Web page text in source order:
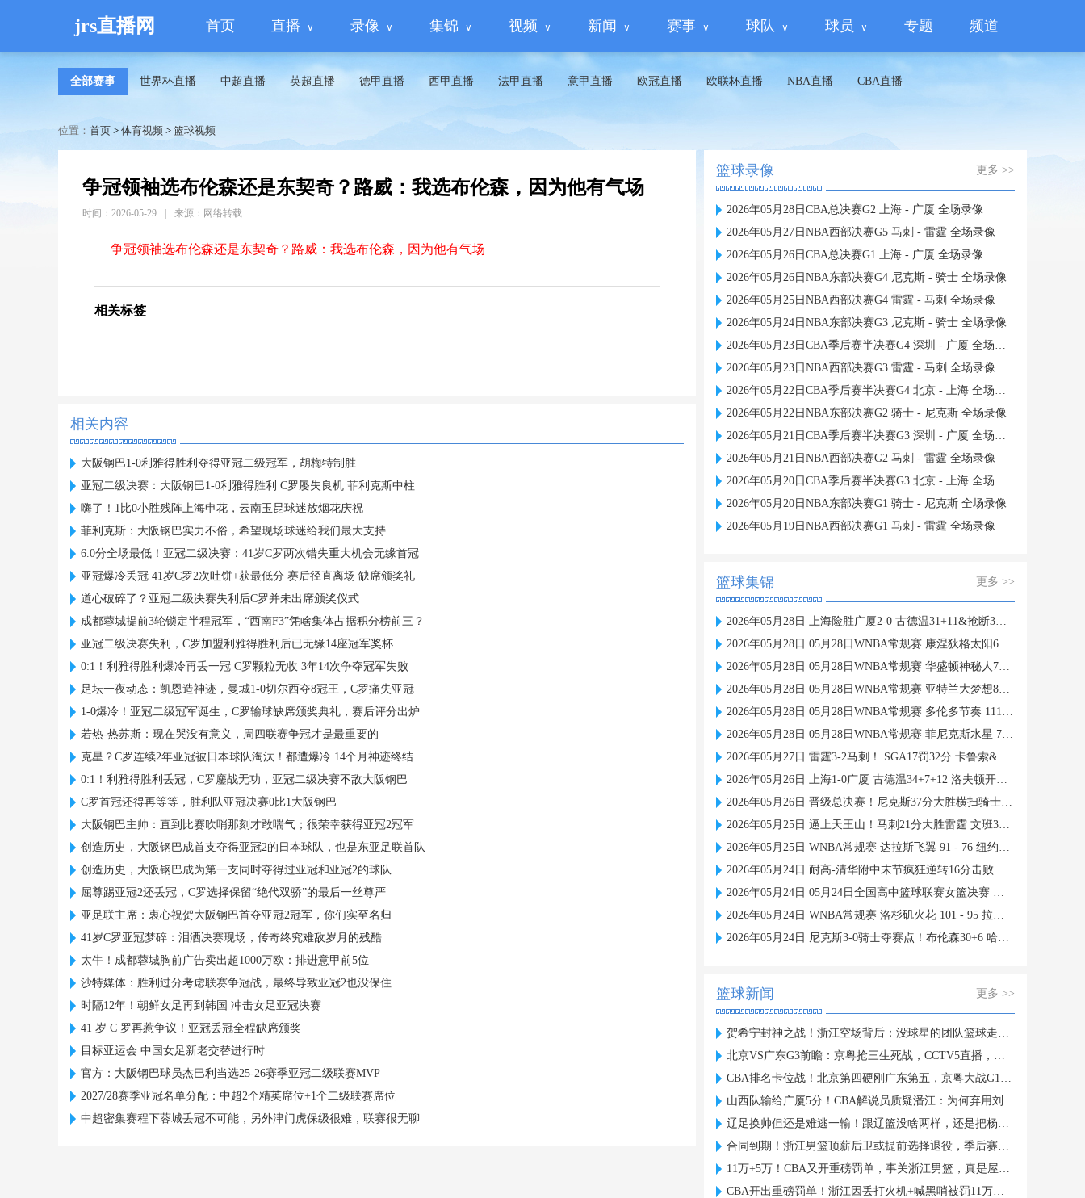
jrs直播网 首页 直播 录像 集锦 视频 新闻 赛事 球队 球员 专题 频道
全部赛事 世界杯直播 中超直播 英超直播 德甲直播 西甲直播 法甲直播 意甲直播 欧冠直播 欧联杯直播 NBA直播 CBA直播
位置： 首页 > 体育视频 > 篮球视频
争冠领袖选布伦森还是东契奇？路威：我选布伦森，因为他有气场
时间：2026-05-29 来源：网络转载
争冠领袖选布伦森还是东契奇？路威：我选布伦森，因为他有气场
相关标签
相关内容
大阪钢巴1-0利雅得胜利夺得亚冠二级冠军，胡梅特制胜
亚冠二级决赛：大阪钢巴1-0利雅得胜利 C罗屡失良机 菲利克斯中柱
嗨了！1比0小胜残阵上海申花，云南玉昆球迷放烟花庆祝
菲利克斯：大阪钢巴实力不俗，希望现场球迷给我们最大支持
6.0分全场最低！亚冠二级决赛：41岁C罗两次错失重大机会无缘首冠
亚冠爆冷丢冠 41岁C罗2次吐饼+获最低分 赛后径直离场 缺席颁奖礼
道心破碎了？亚冠二级决赛失利后C罗并未出席颁奖仪式
成都蓉城提前3轮锁定半程冠军，“西南F3”凭啥集体占据积分榜前三？
亚冠二级决赛失利，C罗加盟利雅得胜利后已无缘14座冠军奖杯
0:1！利雅得胜利爆冷再丢一冠 C罗颗粒无收 3年14次争夺冠军失败
足坛一夜动态：凯恩造神迹，曼城1-0切尔西夺8冠王，C罗痛失亚冠
1-0爆冷！亚冠二级冠军诞生，C罗输球缺席颁奖典礼，赛后评分出炉
若热-热苏斯：现在哭没有意义，周四联赛争冠才是最重要的
克星？C罗连续2年亚冠被日本球队淘汰！都遭爆冷 14个月神迹终结
0:1！利雅得胜利丢冠，C罗鏖战无功，亚冠二级决赛不敌大阪钢巴
C罗首冠还得再等等，胜利队亚冠决赛0比1大阪钢巴
大阪钢巴主帅：直到比赛吹哨那刻才敢喘气；很荣幸获得亚冠2冠军
创造历史，大阪钢巴成首支夺得亚冠2的日本球队，也是东亚足联首队
创造历史，大阪钢巴成为第一支同时夺得过亚冠和亚冠2的球队
屈尊踢亚冠2还丢冠，C罗选择保留“绝代双骄”的最后一丝尊严
亚足联主席：衷心祝贺大阪钢巴首夺亚冠2冠军，你们实至名归
41岁C罗亚冠梦碎：泪洒决赛现场，传奇终究难敌岁月的残酷
太牛！成都蓉城胸前广告卖出超1000万欧：排进意甲前5位
沙特媒体：胜利过分考虑联赛争冠战，最终导致亚冠2也没保住
时隔12年！朝鲜女足再到韩国 冲击女足亚冠决赛
41 岁 C 罗再惹争议！亚冠丢冠全程缺席颁奖
目标亚运会 中国女足新老交替进行时
官方：大阪钢巴球员杰巴利当选25-26赛季亚冠二级联赛MVP
2027/28赛季亚冠名单分配：中超2个精英席位+1个二级联赛席位
中超密集赛程下蓉城丢冠不可能，另外津门虎保级很难，联赛很无聊
篮球录像 更多 >>
2026年05月28日CBA总决赛G2 上海 - 广厦 全场录像
2026年05月27日NBA西部决赛G5 马刺 - 雷霆 全场录像
2026年05月26日CBA总决赛G1 上海 - 广厦 全场录像
2026年05月26日NBA东部决赛G4 尼克斯 - 骑士 全场录像
2026年05月25日NBA西部决赛G4 雷霆 - 马刺 全场录像
2026年05月24日NBA东部决赛G3 尼克斯 - 骑士 全场录像
2026年05月23日CBA季后赛半决赛G4 深圳 - 广厦 全场录像
2026年05月23日NBA西部决赛G3 雷霆 - 马刺 全场录像
2026年05月22日CBA季后赛半决赛G4 北京 - 上海 全场录像
2026年05月22日NBA东部决赛G2 骑士 - 尼克斯 全场录像
2026年05月21日CBA季后赛半决赛G3 深圳 - 广厦 全场录像
2026年05月21日NBA西部决赛G2 马刺 - 雷霆 全场录像
2026年05月20日CBA季后赛半决赛G3 北京 - 上海 全场录像
2026年05月20日NBA东部决赛G1 骑士 - 尼克斯 全场录像
2026年05月19日NBA西部决赛G1 马刺 - 雷霆 全场录像
篮球集锦 更多 >>
2026年05月28日 上海险胜广厦2-0 古德温31+11&抢断3分压哨绝杀 布朗空砍50分
2026年05月28日 05月28日WNBA常规赛 康涅狄格太阳61-71波特兰火焰 全场集锦
2026年05月28日 05月28日WNBA常规赛 华盛顿神秘人78-64西雅图风暴 全场集锦
2026年05月28日 05月28日WNBA常规赛 亚特兰大梦想81-96明尼苏达山猫 全场集锦
2026年05月28日 05月28日WNBA常规赛 多伦多节奏 111 - 104 芝加哥天空 集锦
2026年05月28日 05月28日WNBA常规赛 菲尼克斯水星 74 - 84 纽约自由人 集锦
2026年05月27日 雷霆3-2马刺！ SGA17罚32分 卡鲁索&魔仙合砍42分 文班15中4
2026年05月26日 上海1-0广厦 古德温34+7+12 洛夫顿开场伤退 孙铭徽0分&5失误
2026年05月26日 晋级总决赛！尼克斯37分大胜横扫骑士 唐斯19分 哈登2球5失误
2026年05月25日 逼上天王山！马刺21分大胜雷霆 文班33+8+5 亚历山大19+7
2026年05月25日 WNBA常规赛 达拉斯飞翼 91 - 76 纽约自由人 集锦
2026年05月24日 耐高-清华附中末节疯狂逆转16分击败回浦中学夺得校史第15冠
2026年05月24日 05月24日全国高中篮球联赛女篮决赛 济源一中 56 - 76 东北师大附中 全场集锦
2026年05月24日 WNBA常规赛 洛杉矶火花 101 - 95 拉斯维加斯王牌 全场集锦
2026年05月24日 尼克斯3-0骑士夺赛点！布伦森30+6 哈登&米切尔合计11失误
篮球新闻 更多 >>
贺希宁封神之战！浙江空场背后：没球星的团队篮球走不动？
北京VS广东G3前瞻：京粤抢三生死战，CCTV5直播，胜者PK上海
CBA排名卡位战！北京第四硬刚广东第五，京粤大战G1定生死
山西队输给广厦5分！CBA解说员质疑潘江：为何弃用刘传兴？
辽足换帅但还是难逃一输！跟辽篮没啥两样，还是把杨鸣请回来吧？
合同到期！浙江男篮顶薪后卫或提前选择退役，季后赛场均仅2分3板
11万+5万！CBA又开重磅罚单，事关浙江男篮，真是屋漏偏逢连夜雨
CBA开出重磅罚单！浙江因丢打火机+喊黑哨被罚11万，老板还被禁赛